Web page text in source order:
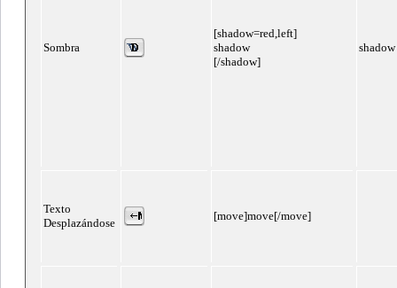
Sombra
[shadow=red,left]
shadow
[/shadow]
shadow
Texto
Desplazándose
[move]move[/move]